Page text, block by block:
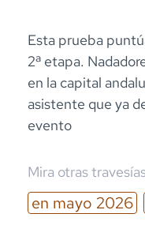
Esta prueba
2ª etapa.
en la capital
asistente que ya
evento
Mira otras
en mayo 2026